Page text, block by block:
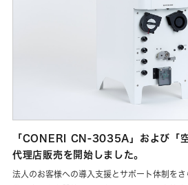
「CONERI CN-3035A」および「
代理店販売を開始しました。
法人のお客様への導入支援とサポート体制を